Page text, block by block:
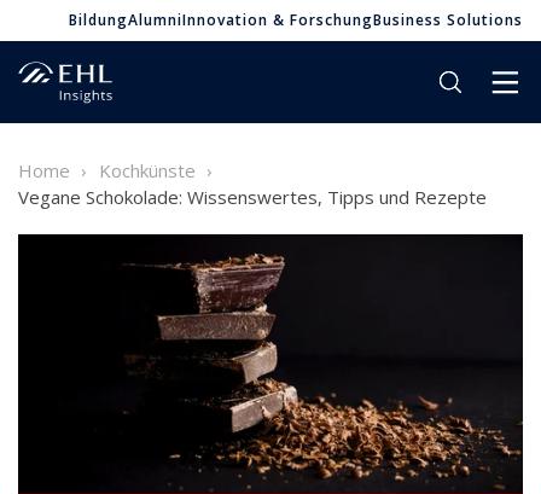
BildungAlumniInnovation & ForschungBusiness Solutions
Home
Kochkünste
Vegane Schokolade: Wissenswertes, Tipps und Rezepte